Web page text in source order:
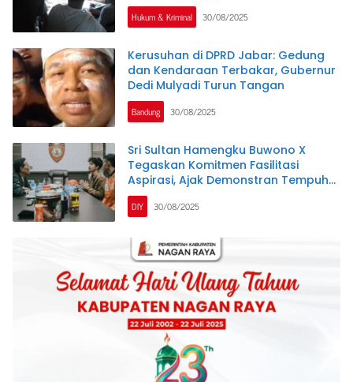
Hukum & Kriminal 30/08/2025
Kerusuhan di DPRD Jabar: Gedung
dan Kendaraan Terbakar, Gubernur
Dedi Mulyadi Turun Tangan
Bandung 30/08/2025
Sri Sultan Hamengku Buwono X
Tegaskan Komitmen Fasilitasi
Aspirasi, Ajak Demonstran Tempuh
Jalur Tertib
DIY 30/08/2025